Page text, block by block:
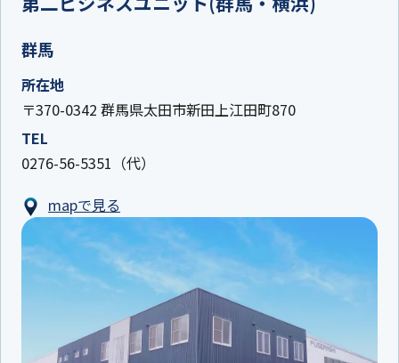
群馬
所在地
〒370-0342 群馬県太田市新田上江田町870
TEL
0276-56-5351（代）
mapで見る